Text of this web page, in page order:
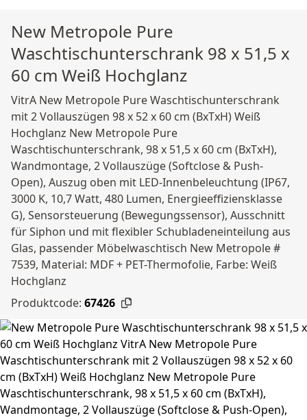
New Metropole Pure
Waschtischunterschrank 98 x 51,5 x
60 cm Weiß Hochglanz
VitrA New Metropole Pure Waschtischunterschrank
mit 2 Vollauszügen 98 x 52 x 60 cm (BxTxH) Weiß
Hochglanz New Metropole Pure
Waschtischunterschrank, 98 x 51,5 x 60 cm (BxTxH),
Wandmontage, 2 Vollauszüge (Softclose & Push-
Open), Auszug oben mit LED-Innenbeleuchtung (IP67,
3000 K, 10,7 Watt, 480 Lumen, Energieeffiziensklasse
G), Sensorsteuerung (Bewegungssensor), Ausschnitt
für Siphon und mit flexibler Schubladeneinteilung aus
Glas, passender Möbelwaschtisch New Metropole #
7539, Material: MDF + PET-Thermofolie, Farbe: Weiß
Hochglanz
Produktcode: 67426